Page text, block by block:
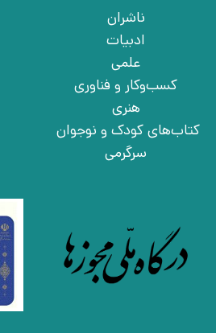
ناشران
ادبیات
علمی
کسب‌وکار و فناوری
هنری
کتاب‌های کودک و نوجوان
سرگرمی